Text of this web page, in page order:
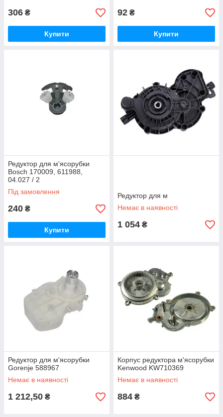
306 ₴
Купити
92 ₴
Купити
Редуктор для м'ясорубки
Bosch 170009, 611988,
04.027 / 2
Під замовлення
240 ₴
Купити
Редуктор для м
Немає в наявності
1 054 ₴
Редуктор для м'ясорубки
Gorenje 588967
Немає в наявності
1 212,50 ₴
Корпус редуктора м'ясорубки
Kenwood KW710369
Немає в наявності
884 ₴